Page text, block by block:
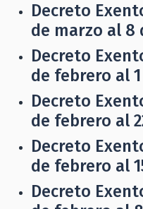
Decreto
de marzo al 8
Decreto
de febrero al
Decreto
de febrero al
Decreto
de febrero al
Decreto